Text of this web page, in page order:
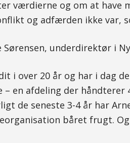
værdierne og om at have
og adfærden ikke var,
Sørensen, underdirektør i
i over 20 år og har i dag
– en afdeling der
de seneste 3-4 år har
båret frugt.